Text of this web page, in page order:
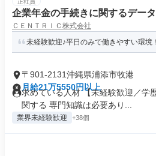
正社員
企業年金の手続きに関するデー
ＣＥＮＴＲＩＣ株式会社
未経験歓迎♪平日のみで働きやすい環
〒901-2131沖縄県浦添市牧港
月給21万5550円以上
求めている人材 【未経験歓迎／学
関する 専門知識は必要あり...
業界未経験歓迎 +38個